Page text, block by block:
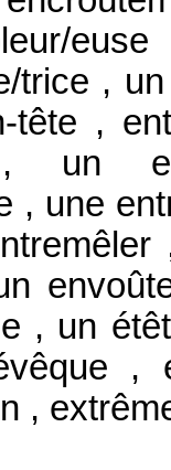
trice ,
tête ,
, un
, une
, un
,
,